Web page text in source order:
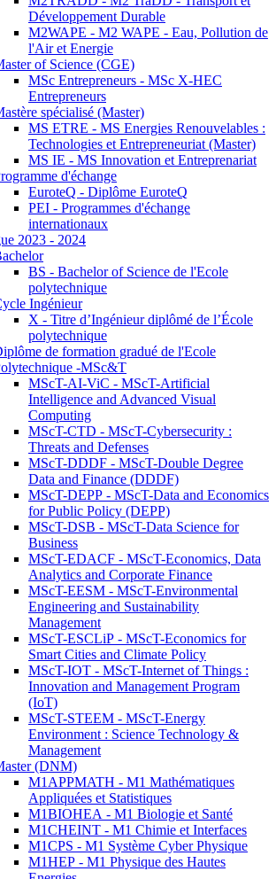
Développement Durable
M2WAPE - M2 WAPE - Eau, Pollution de
l'Air et Energie
of Science (CGE)
MSc Entrepreneurs - MSc X-HEC
Entrepreneurs
spécialisé (Master)
MS ETRE - MS Energies Renouvelables :
Technologies et Entrepreneuriat (Master)
MS IE - MS Innovation et Entreprenariat
d'échange
EuroteQ - Diplôme EuroteQ
PEI - Programmes d'échange
internationaux
2023 - 2024
BS - Bachelor of Science de l'Ecole
polytechnique
Ingénieur
X - Titre d’Ingénieur diplômé de l’École
polytechnique
de formation gradué de l'Ecole
-MSc&T
MScT-AI-ViC - MScT-Artificial
Intelligence and Advanced Visual
Computing
MScT-CTD - MScT-Cybersecurity :
Threats and Defenses
MScT-DDDF - MScT-Double Degree
Data and Finance (DDDF)
MScT-DEPP - MScT-Data and Economics
for Public Policy (DEPP)
MScT-DSB - MScT-Data Science for
Business
MScT-EDACF - MScT-Economics, Data
Analytics and Corporate Finance
MScT-EESM - MScT-Environmental
Engineering and Sustainability
Management
MScT-ESCLiP - MScT-Economics for
Smart Cities and Climate Policy
MScT-IOT - MScT-Internet of Things :
Innovation and Management Program
(IoT)
MScT-STEEM - MScT-Energy
Environment : Science Technology &
Management
(DNM)
M1APPMATH - M1 Mathématiques
Appliquées et Statistiques
M1BIOHEA - M1 Biologie et Santé
M1CHEINT - M1 Chimie et Interfaces
M1CPS - M1 Système Cyber Physique
M1HEP - M1 Physique des Hautes